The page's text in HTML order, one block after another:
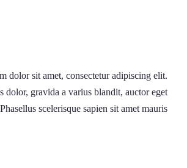
dolor sit amet, consectetur adipiscing elit.
dolor, gravida a varius blandit, auctor eget
scelerisque sapien sit amet mauris.